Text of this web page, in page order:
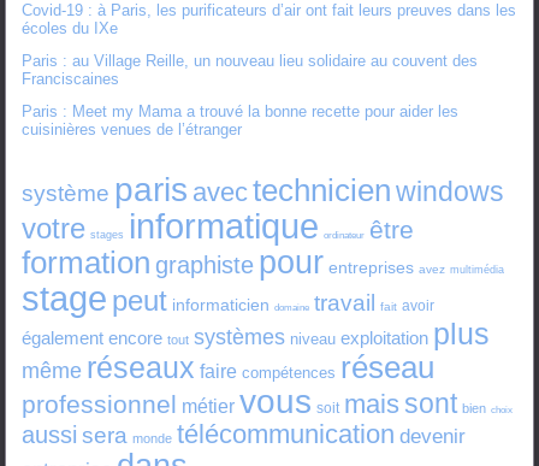
Covid-19 : à Paris, les purificateurs d’air ont fait leurs preuves dans les
écoles du IXe
Paris : au Village Reille, un nouveau lieu solidaire au couvent des
Franciscaines
Paris : Meet my Mama a trouvé la bonne recette pour aider les
cuisinières venues de l’étranger
système paris avectechnicien windows
votre stages informatique ordinateur être
formation graphiste pour entreprises avez multimédia
stage peut informaticien domaine travail fait avoir
également encore tout systèmes niveau exploitation plus
même réseaux faire compétences réseau
professionnel métier vous soit mais sont bien choix
aussi sera monde télécommunication devenir